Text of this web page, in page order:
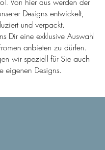
Designs entwickelt,
und verpackt.
Dir eine exklusive Auswahl
anbieten zu dürfen.
wir speziell für Sie auch
eigenen Designs.